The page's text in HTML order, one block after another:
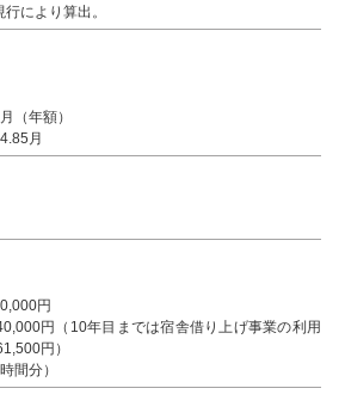
により算出。
（年額）
月
円
円（10年目までは宿舎借り上げ事業の利用
円）
間分）